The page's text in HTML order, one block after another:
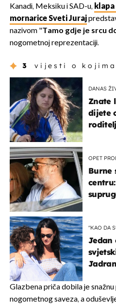
Kanadi, Meksiku i SAD-u,
mornarice Sveti Juraj
nazivom "Tamo gdje je srcu
nogometnoj reprezentaciji.
3 vijesti o
DANAS
Znate
dijete
OPET
Burne
"KAO DA
Jedan
Glazbena priča dobila je
nogometnog saveza, a